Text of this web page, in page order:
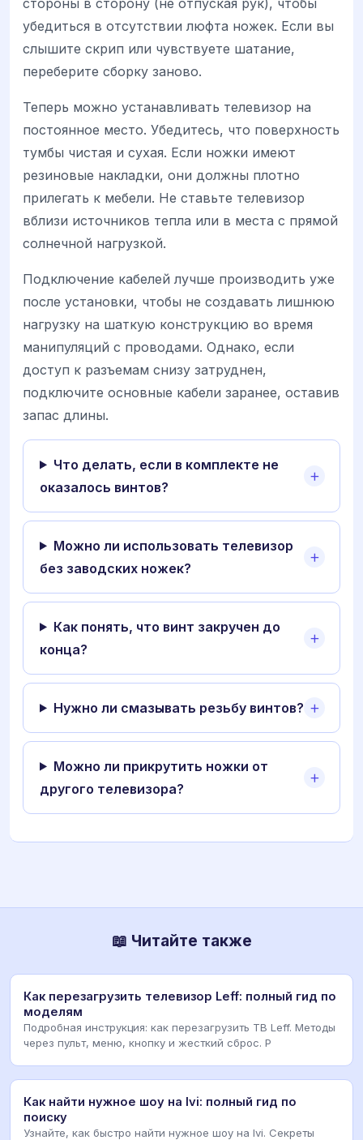
убедиться в отсутствии люфта ножек. Если вы
слышите скрип или чувствуете шатание,
переберите сборку заново.
Теперь можно устанавливать телевизор на
постоянное место. Убедитесь, что поверхность
тумбы чистая и сухая. Если ножки имеют
резиновые накладки, они должны плотно
прилегать к мебели. Не ставьте телевизор
вблизи источников тепла или в места с прямой
солнечной нагрузкой.
Подключение кабелей лучше производить уже
после установки, чтобы не создавать лишнюю
нагрузку на шаткую конструкцию во время
манипуляций с проводами. Однако, если
доступ к разъемам снизу затруднен,
подключите основные кабели заранее, оставив
запас длины.
Что делать, если в комплекте не
оказалось винтов?
Можно ли использовать телевизор
без заводских ножек?
Как понять, что винт закручен до
конца?
Нужно ли смазывать резьбу винтов?
Можно ли прикрутить ножки от
другого телевизора?
📖 Читайте также
Как перезагрузить телевизор Leff: полный гид по
моделям
Подробная инструкция: как перезагрузить ТВ Leff. Методы
через пульт, меню, кнопку и жесткий сброс. Р
Как найти нужное шоу на Ivi: полный гид по
поиску
Узнайте, как быстро найти нужное шоу на Ivi. Секреты